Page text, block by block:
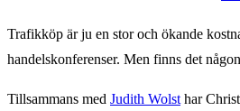
Trafikköp är ju en stor och ökande
handelskonferenser. Men finns det
Tillsammans med Judith Wolst har